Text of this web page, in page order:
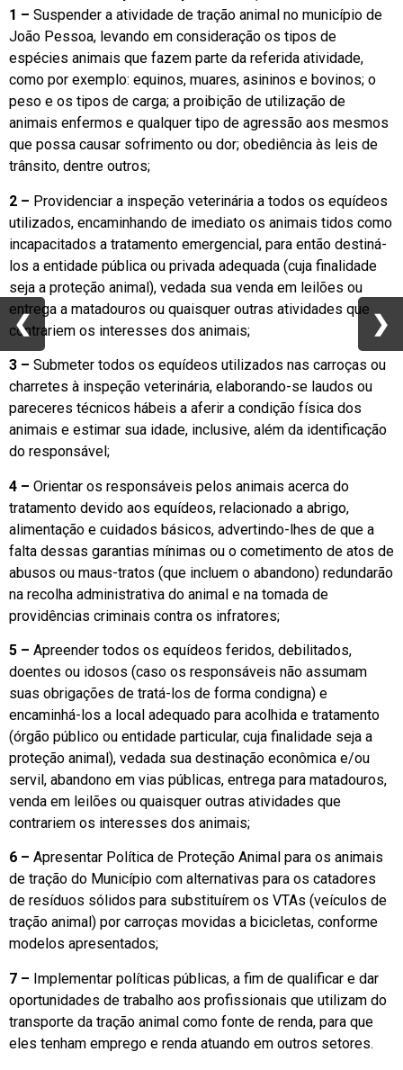
1 – Suspender a atividade de tração animal no município de
João Pessoa, levando em consideração os tipos de
espécies animais que fazem parte da referida atividade,
como por exemplo: equinos, muares, asininos e bovinos; o
peso e os tipos de carga; a proibição de utilização de
animais enfermos e qualquer tipo de agressão aos mesmos
que possa causar sofrimento ou dor; obediência às leis de
trânsito, dentre outros;
2 – Providenciar a inspeção veterinária a todos os equídeos
utilizados, encaminhando de imediato os animais tidos como
incapacitados a tratamento emergencial, para então destiná-
los a entidade pública ou privada adequada (cuja finalidade
seja a proteção animal), vedada sua venda em leilões ou
entrega a matadouros ou quaisquer outras atividades que
contrariem os interesses dos animais;
3 – Submeter todos os equídeos utilizados nas carroças ou
charretes à inspeção veterinária, elaborando-se laudos ou
pareceres técnicos hábeis a aferir a condição física dos
animais e estimar sua idade, inclusive, além da identificação
do responsável;
4 – Orientar os responsáveis pelos animais acerca do
tratamento devido aos equídeos, relacionado a abrigo,
alimentação e cuidados básicos, advertindo-lhes de que a
falta dessas garantias mínimas ou o cometimento de atos de
abusos ou maus-tratos (que incluem o abandono) redundarão
na recolha administrativa do animal e na tomada de
providências criminais contra os infratores;
5 – Apreender todos os equídeos feridos, debilitados,
doentes ou idosos (caso os responsáveis não assumam
suas obrigações de tratá-los de forma condigna) e
encaminhá-los a local adequado para acolhida e tratamento
(órgão público ou entidade particular, cuja finalidade seja a
proteção animal), vedada sua destinação econômica e/ou
servil, abandono em vias públicas, entrega para matadouros,
venda em leilões ou quaisquer outras atividades que
contrariem os interesses dos animais;
6 – Apresentar Política de Proteção Animal para os animais
de tração do Município com alternativas para os catadores
de resíduos sólidos para substituírem os VTAs (veículos de
tração animal) por carroças movidas a bicicletas, conforme
modelos apresentados;
7 – Implementar políticas públicas, a fim de qualificar e dar
oportunidades de trabalho aos profissionais que utilizam do
transporte da tração animal como fonte de renda, para que
eles tenham emprego e renda atuando em outros setores.
❮ ❯
❮ ❯